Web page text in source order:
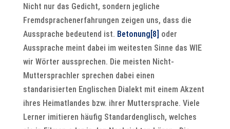
Nicht nur das Gedicht, sondern jegliche
Fremdsprachenerfahrungen zeigen uns, dass die
Aussprache bedeutend ist. Betonung[8] oder
Aussprache meint dabei im weitesten Sinne das WIE
wir Wörter aussprechen. Die meisten Nicht-
Muttersprachler sprechen dabei einen
standarisierten Englischen Dialekt mit einem Akzent
ihres Heimatlandes bzw. ihrer Muttersprache. Viele
Lerner imitieren häufig Standardenglisch, welches